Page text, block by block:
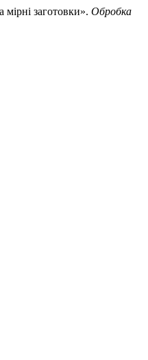
заготовки». Обробка